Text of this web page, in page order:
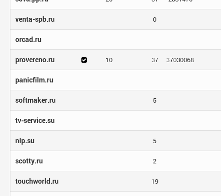
venta-spb.ru 0
orcad.ru
provereno.ru 10 37 37030068
panicfilm.ru
softmaker.ru 5
tv-service.su
nlp.su 5
scotty.ru 2
touchworld.ru 19